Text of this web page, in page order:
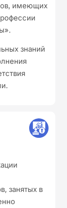
имеющих
знаний
занятых в